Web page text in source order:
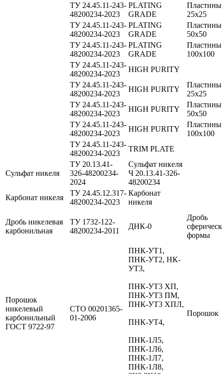
ТУ 24.45.11-243-
48200234-2023
PLATING
GRADE
Пластины
25х25
ТУ 24.45.11-243-
48200234-2023
PLATING
GRADE
Пластины
50х50
ТУ 24.45.11-243-
48200234-2023
PLATING
GRADE
Пластины
100х100
ТУ 24.45.11-243-
48200234-2023
HIGH PURITY
ТУ 24.45.11-243-
48200234-2023
HIGH PURITY
Пластины
25х25
ТУ 24.45.11-243-
48200234-2023
HIGH PURITY
Пластины
50х50
ТУ 24.45.11-243-
48200234-2023
HIGH PURITY
Пластины
100х100
ТУ 24.45.11-243-
48200234-2023
TRIM PLATE
Сульфат никеля
ТУ 20.13.41-
326-48200234-
2024
Сульфат никеля
Ч 20.13.41-326-
48200234
Карбонат никеля
ТУ 24.45.12.317-
48200234-2023
Карбонат
никеля
Дробь никелевая
карбонильная
ТУ 1732-122-
48200234-2011
ДНК-0
Дробь
формы
Порошок
никелевый
карбонильный
ГОСТ 9722-97
СТО 00201365-
01-2006
ПНК-УТ1,
ПНК-УТ2, НК-
УТ3,
ПНК-УТ3 ХП,
ПНК-УТ3 ПМ,
ПНК-УТ3 ХПЛ,
ПНК-УТ4,
ПНК-1Л5,
ПНК-1Л6,
ПНК-1Л7,
ПНК-1Л8,
Порошок